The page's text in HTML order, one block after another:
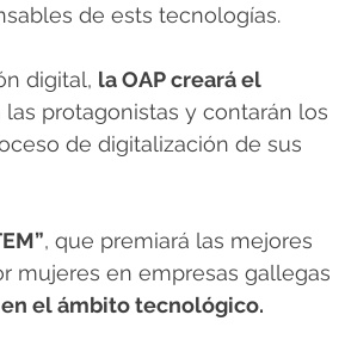
de ests tecnologías.
digital, la OAP creará el
protagonistas y contarán los
de digitalización de sus
, que premiará las mejores
mujeres en empresas gallegas
el ámbito tecnológico.